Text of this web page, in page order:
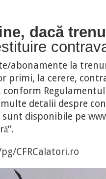
dacă
abonamente la
primi, la cerere,
detalii despre
disponibile pe
CFRCalatori.ro